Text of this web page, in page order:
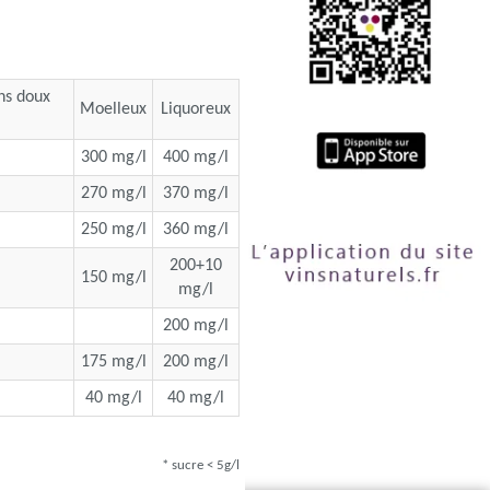
doux
Moelleux Liquoreux
300 mg/l 400 mg/l
270 mg/l 370 mg/l
250 mg/l 360 mg/l
150 mg/l
200+10
mg/l
200 mg/l
175 mg/l 200 mg/l
40 mg/l 40 mg/l
* sucre < 5g/l